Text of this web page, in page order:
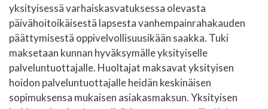
yksityisessä varhaiskasvatuksessa olevasta
päivähoitoikäisestä lapsesta vanhempainrahakauden
päättymisestä oppivelvollisuusikään saakka. Tuki
maksetaan kunnan hyväksymälle yksityiselle
palveluntuottajalle. Huoltajat maksavat yksityisen
hoidon palveluntuottajalle heidän keskinäisen
sopimuksensa mukaisen asiakasmaksun. Yksityisen